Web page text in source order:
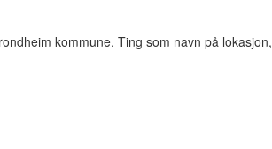
kommune. Ting som navn på lokasjon,